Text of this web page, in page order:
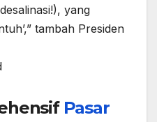
yang
tambah Presiden
Pasar